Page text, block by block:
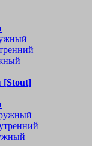
[Stout]